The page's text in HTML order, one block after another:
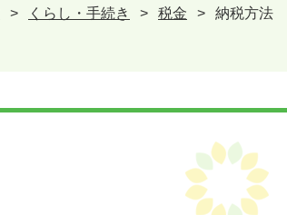
> くらし・手続き > 税金 > 納税方法